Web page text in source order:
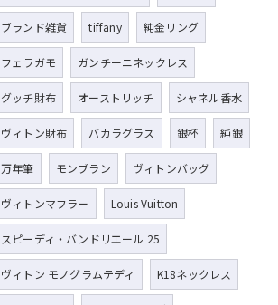
ブランド雑貨 tiffany 純金リング
フェラガモ ガンチーニネックレス
グッチ財布 オーストリッチ シャネル香水
ヴィトン財布 バカラグラス 銀杯 純銀
万年筆 モンブラン ヴィトンバッグ
ヴィトンマフラー Louis Vuitton
スピーディ・バンドリエール 25
ヴィトン モノグラムテディ K18ネックレス